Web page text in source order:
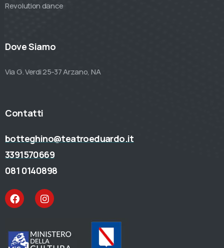
Revolution dance
Dove Siamo
Via G. Verdi 25-37 Arzano, NA
Contatti
botteghino@teatroeduardo.it
3391570669
081 0140898